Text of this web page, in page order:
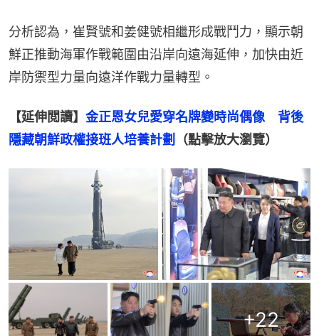
分析認為，崔賢號和姜健號相繼形成戰鬥力，顯示朝
鮮正推動海軍作戰範圍由沿岸向遠海延伸，加快由近
岸防禦型力量向遠洋作戰力量轉型。
【延伸閲讀】 金正恩女兒愛穿名牌變時尚偶像　背後
隱藏朝鮮政權接班人培養計劃
（點擊放大瀏覽）
+22